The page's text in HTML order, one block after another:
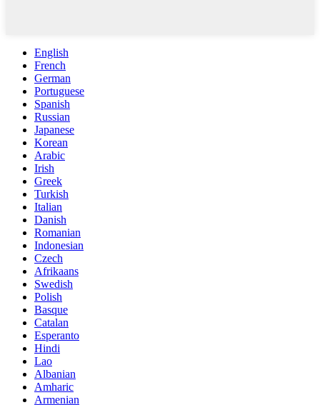
English
French
German
Portuguese
Spanish
Russian
Japanese
Korean
Arabic
Irish
Greek
Turkish
Italian
Danish
Romanian
Indonesian
Czech
Afrikaans
Swedish
Polish
Basque
Catalan
Esperanto
Hindi
Lao
Albanian
Amharic
Armenian